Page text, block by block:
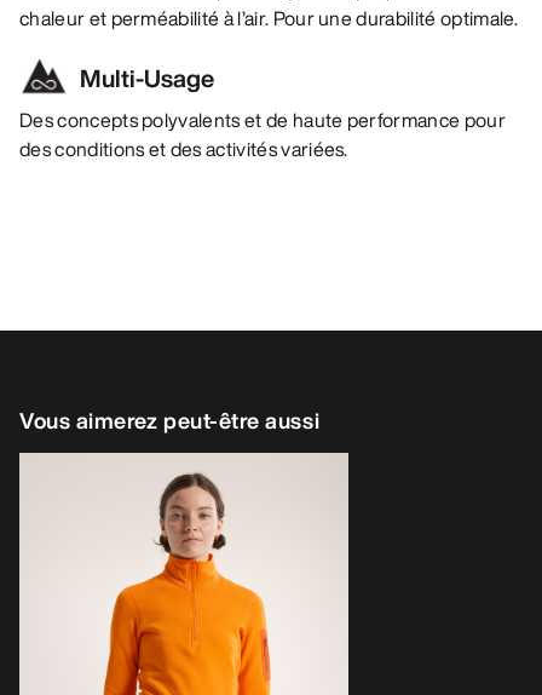
chaleur et perméabilité à l’air. Pour une durabilité optimale.
Multi-Usage
Des concepts polyvalents et de haute performance pour
des conditions et des activités variées.
Vous aimerez peut-être aussi